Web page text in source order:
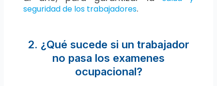
seguridad de los trabajadores.
2. ¿Qué sucede si un trabajador
no pasa los examenes
ocupacional?